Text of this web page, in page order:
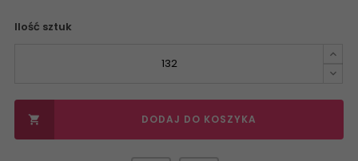
Ilość sztuk
 DODAJ DO KOSZYKA